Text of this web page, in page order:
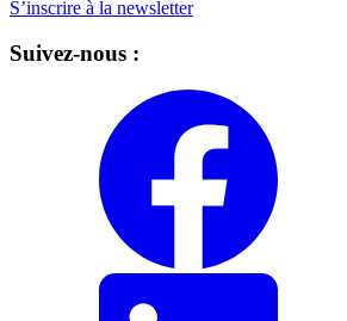
S’inscrire à la newsletter
Suivez-nous :